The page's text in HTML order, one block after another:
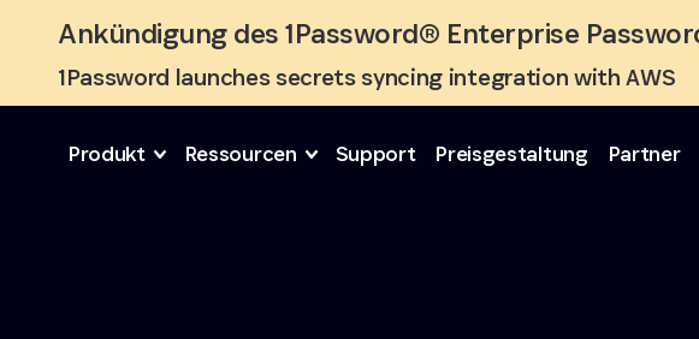
Ankündigung des 1Password® Enterprise
1Password launches secrets syncing integration with AWS
Produkt Ressourcen Support Preisgestaltung Partner